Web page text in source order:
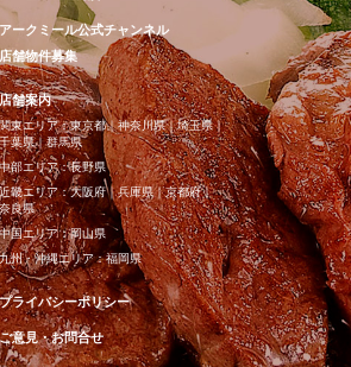
アークミール公式チャンネル
店舗物件募集
店舗案内
関東エリア：東京都｜神奈川県｜埼玉県｜
千葉県｜群馬県
中部エリア：長野県
近畿エリア：大阪府｜兵庫県｜京都府｜
奈良県
中国エリア：岡山県
九州・沖縄エリア：福岡県
プライバシーポリシー
ご意見・お問合せ